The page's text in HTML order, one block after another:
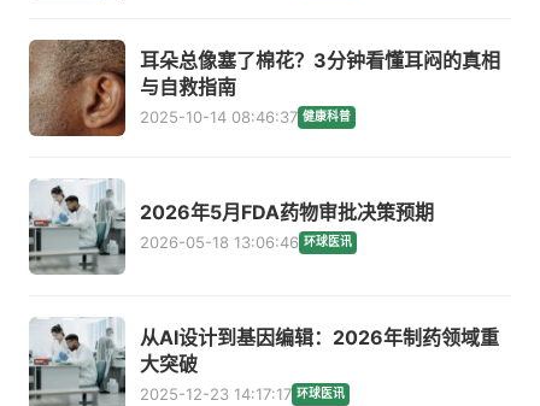
耳朵总像塞了棉花？3分钟看懂耳闷的真相
与自救指南
2025-10-14 08:46:37 健康科普
2026年5月FDA药物审批决策预期
2026-05-18 13:06:46 环球医讯
从AI设计到基因编辑：2026年制药领域重
大突破
2025-12-23 14:17:17 环球医讯